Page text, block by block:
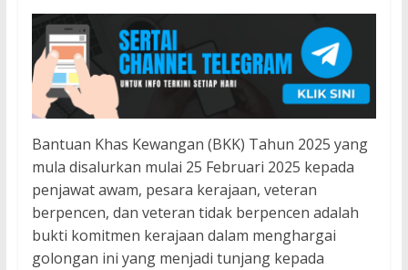
Bantuan Khas Kewangan (BKK) Tahun 2025 yang
mula disalurkan mulai 25 Februari 2025 kepada
penjawat awam, pesara kerajaan, veteran
berpencen, dan veteran tidak berpencen adalah
bukti komitmen kerajaan dalam menghargai
golongan ini yang menjadi tunjang kepada